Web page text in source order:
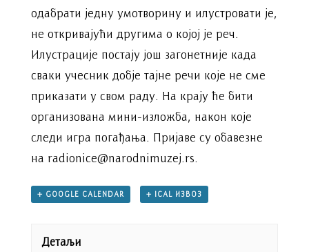
одабрати једну умотворину и илустровати је,
не откривајући другима о којој је реч.
Илустрације постају још загонетније када
сваки учесник добје тајне речи које не сме
приказати у свом раду. На крају ће бити
организована мини-изложба, након које
следи игра погађања. Пријаве су обавезне
на radionice@narodnimuzej.rs.
+ GOOGLE CALENDAR + ICAL ИЗВОЗ
Детаљи